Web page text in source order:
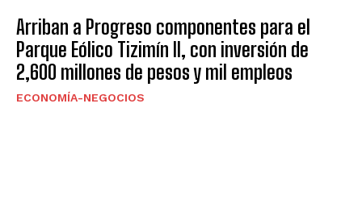
Arriban a Progreso componentes para el
Parque Eólico Tizimín II, con inversión de
2,600 millones de pesos y mil empleos
ECONOMÍA-NEGOCIOS